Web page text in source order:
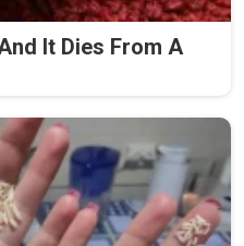
It Dies From A